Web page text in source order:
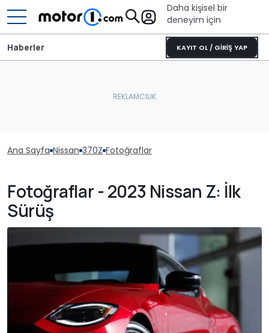
Daha kişisel bir
deneyim için
KAYIT OL / GİRİŞ YAP
Haberler
Ana Sayfa Nissan 370Z Fotoğraflar
Fotoğraflar - 2023 Nissan Z: İlk
Sürüş